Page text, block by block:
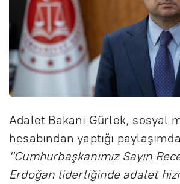
Adalet Bakanı Gürlek, sosyal
hesabından yaptığı
"Cumhurbaşkanımız Sayın
Erdoğan liderliğinde adalet